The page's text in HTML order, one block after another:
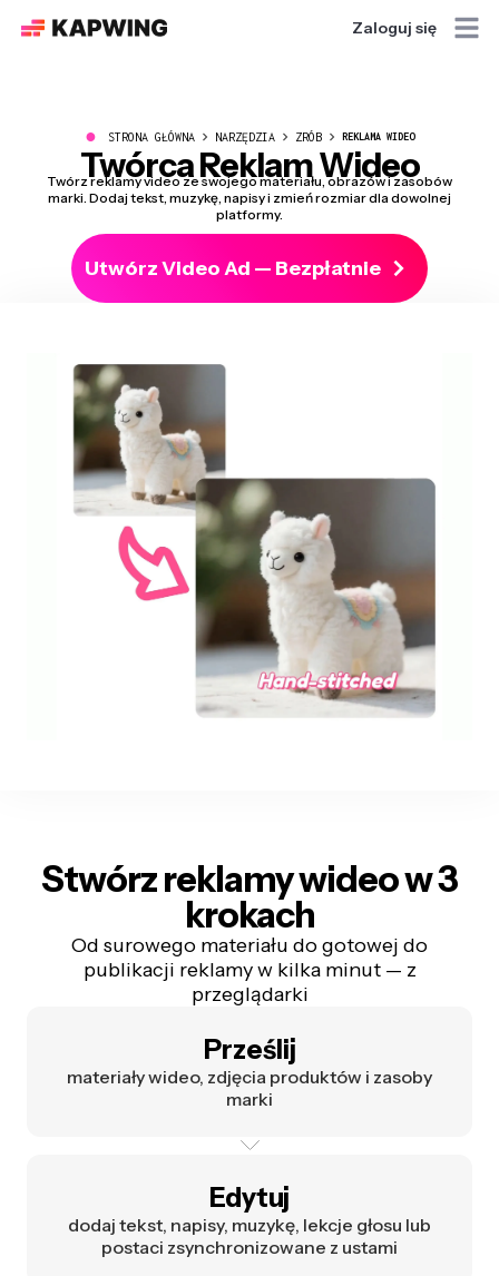
Zaloguj się
● STRONA GŁÓWNA NARZĘDZIA ZRÓB REKLAMA WIDEO
Twórca Reklam Wideo
Twórz reklamy video ze swojego materiału, obrazów i zasobów
marki. Dodaj tekst, muzykę, napisy i zmień rozmiar dla dowolnej
platformy.
Utwórz Video Ad — Bezpłatnie
Stwórz reklamy wideo w 3
krokach
Od surowego materiału do gotowej do
publikacji reklamy w kilka minut — z
przeglądarki
Prześlij
materiały wideo, zdjęcia produktów i zasoby
marki
Edytuj
dodaj tekst, napisy, muzykę, lekcje głosu lub
postaci zsynchronizowane z ustami